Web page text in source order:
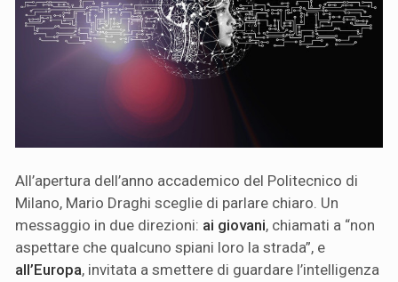
All’apertura dell’anno accademico del Politecnico di
Milano, Mario Draghi sceglie di parlare chiaro. Un
messaggio in due direzioni: ai giovani, chiamati a “non
aspettare che qualcuno spiani loro la strada”, e
all’Europa, invitata a smettere di guardare l’intelligenza